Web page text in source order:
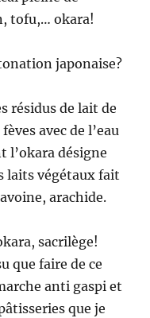
tofu,… okara!
japonaise?
résidus de lait de
avec de l’eau
l’okara désigne
laits végétaux fait
arachide.
sacrilège!
que faire de ce
anti gaspi et
que je